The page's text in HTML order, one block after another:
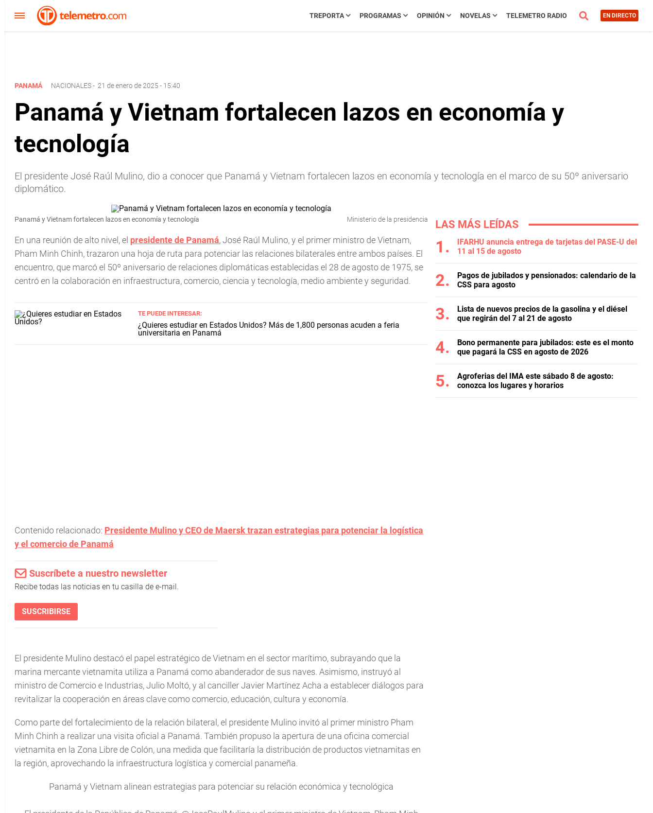
TREPORTA PROGRAMAS OPINIÓN NOVELAS TELEMETRO RADIO EN DIRECTO
PANAMÁ NACIONALES- 21 de enero de 2025 - 15:40
Panamá y Vietnam fortalecen lazos en economía y
tecnología
El presidente José Raúl Mulino, dio a conocer que Panamá y Vietnam fortalecen lazos en economía y tecnología en el marco de su 50º aniversario
diplomático.
Panamá y Vietnam fortalecen lazos en economía y tecnología Ministerio de la presidencia
En una reunión de alto nivel, el presidente de Panamá, José Raúl Mulino, y el primer ministro de Vietnam,
Pham Minh Chinh, trazaron una hoja de ruta para potenciar las relaciones bilaterales entre ambos países. El
encuentro, que marcó el 50º aniversario de relaciones diplomáticas establecidas el 28 de agosto de 1975, se
centró en la colaboración en infraestructura, comercio, ciencia y tecnología, medio ambiente y seguridad.
TE PUEDE INTERESAR:
¿Quieres estudiar en Estados Unidos? Más de 1,800 personas acuden a feria
universitaria en Panamá
Contenido relacionado: Presidente Mulino y CEO de Maersk trazan estrategias para potenciar la logística
y el comercio de Panamá
Suscríbete a nuestro newsletter
Recibe todas las noticias en tu casilla de e-mail.
SUSCRIBIRSE
El presidente Mulino destacó el papel estratégico de Vietnam en el sector marítimo, subrayando que la
marina mercante vietnamita utiliza a Panamá como abanderador de sus naves. Asimismo, instruyó al
ministro de Comercio e Industrias, Julio Moltó, y al canciller Javier Martínez Acha a establecer diálogos para
revitalizar la cooperación en áreas clave como comercio, educación, cultura y economía.
Como parte del fortalecimiento de la relación bilateral, el presidente Mulino invitó al primer ministro Pham
Minh Chinh a realizar una visita oficial a Panamá. También propuso la apertura de una oficina comercial
vietnamita en la Zona Libre de Colón, una medida que facilitaría la distribución de productos vietnamitas en
la región, aprovechando la infraestructura logística y comercial panameña.
Panamá y Vietnam alinean estrategias para potenciar su relación económica y tecnológica
LAS MÁS LEÍDAS
IFARHU anuncia entrega de tarjetas del PASE-U del
11 al 15 de agosto
Pagos de jubilados y pensionados: calendario de la
CSS para agosto
Lista de nuevos precios de la gasolina y el diésel
que regirán del 7 al 21 de agosto
Bono permanente para jubilados: este es el monto
que pagará la CSS en agosto de 2026
Agroferias del IMA este sábado 8 de agosto:
conozca los lugares y horarios